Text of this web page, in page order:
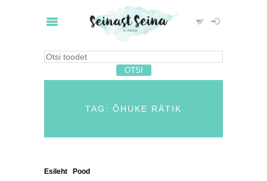
TAG: ÕHUKE RÄTIK
Esileht Pood